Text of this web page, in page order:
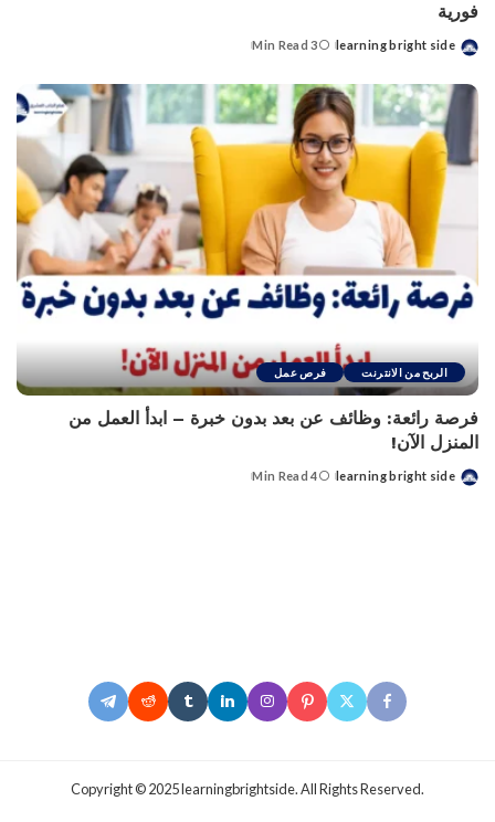
فورية
Posted
learning bright side
3 Min Read
الربح من الانترنت فرص عمل
فرصة رائعة: وظائف عن بعد بدون خبرة – ابدأ العمل من
المنزل الآن!
Posted
learning bright side
4 Min Read
.Copyright © 2025 learningbrightside. All Rights Reserved